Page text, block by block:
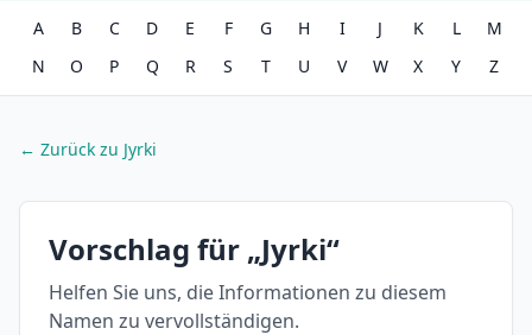
A B C D E F G H I J K L
M
N
O P Q R S T U V W X Y Z
← Zurück zu Jyrki
Vorschlag für „Jyrki“
Helfen Sie uns, die Informationen zu diesem
Namen zu vervollständigen.